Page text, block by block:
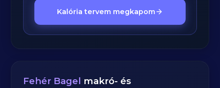
Kalória tervem megkapom
Fehér Bagel makró- és